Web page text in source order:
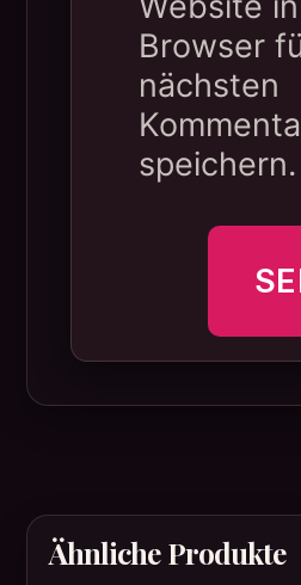
Browser
nächsten
speichern.
Ähnliche Produkte